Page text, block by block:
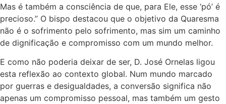
Mas é também a consciência de que, para Ele, esse ‘pó’ é
precioso.” O bispo destacou que o objetivo da Quaresma
não é o sofrimento pelo sofrimento, mas sim um caminho
de dignificação e compromisso com um mundo melhor.
E como não poderia deixar de ser, D. José Ornelas ligou
esta reflexão ao contexto global. Num mundo marcado
por guerras e desigualdades, a conversão significa não
apenas um compromisso pessoal, mas também um gesto